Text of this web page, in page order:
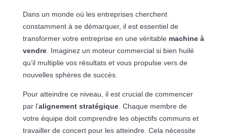
Dans un monde où les entreprises cherchent
constamment à se démarquer, il est essentiel de
transformer votre entreprise en une véritable machine à
vendre. Imaginez un moteur commercial si bien huilé
qu’il multiplie vos résultats et vous propulse vers de
nouvelles sphères de succès.
Pour atteindre ce niveau, il est crucial de commencer
par l’alignement stratégique. Chaque membre de
votre équipe doit comprendre les objectifs communs et
travailler de concert pour les atteindre. Cela nécessite